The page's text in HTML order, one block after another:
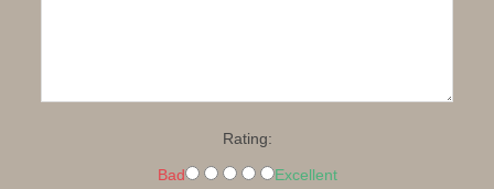
Rating:
Bad Excellent